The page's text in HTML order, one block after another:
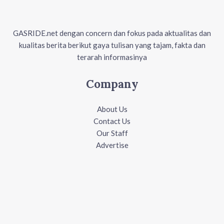
GASRIDE.net dengan concern dan fokus pada aktualitas dan
kualitas berita berikut gaya tulisan yang tajam, fakta dan
terarah informasinya
Company
About Us
Contact Us
Our Staff
Advertise